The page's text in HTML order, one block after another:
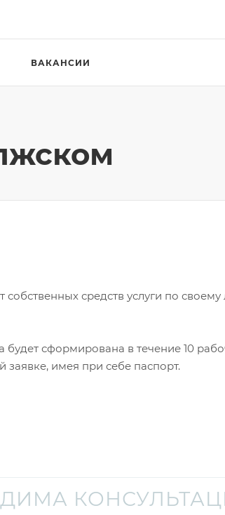
ВАКАНСИИ
средств услуги по своему
сформирована в течение 10
имея при себе паспорт.